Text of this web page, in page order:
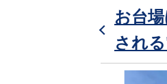
お台
され